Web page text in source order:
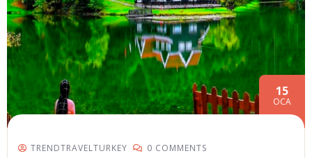
15
OCA
TRENDTRAVELTURKEY 0 COMMENTS